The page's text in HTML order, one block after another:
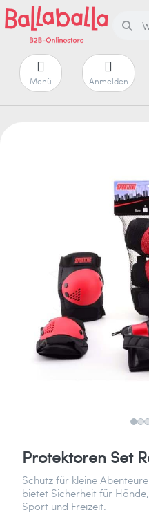
Menü Anmelden
Protektoren Set
Schutz für kleine
bietet Sicherheit für
Sport und Freizeit.